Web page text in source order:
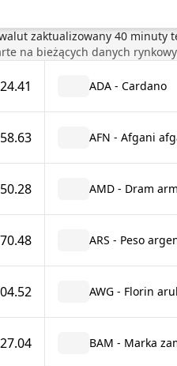
zaktualizowany 40minuty
na bieżących danych
ADA - Cardano
AFN - Afgani
AMD - Dram
ARS - Peso
AWG - Florin
BAM - Marka